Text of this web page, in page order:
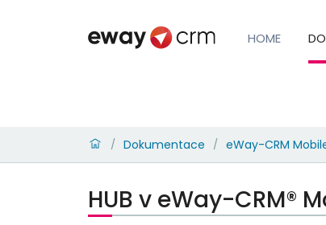
HOME
/ Dokumentace / eWay-CRM
HUB v eWay-CRM®